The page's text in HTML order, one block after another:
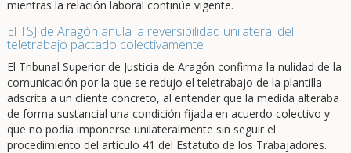
mientras la relación laboral continúe vigente.
El TSJ de Aragón anula la reversibilidad unilateral del
teletrabajo pactado colectivamente
El Tribunal Superior de Justicia de Aragón confirma la nulidad de la
comunicación por la que se redujo el teletrabajo de la plantilla
adscrita a un cliente concreto, al entender que la medida alteraba
de forma sustancial una condición fijada en acuerdo colectivo y
que no podía imponerse unilateralmente sin seguir el
procedimiento del artículo 41 del Estatuto de los Trabajadores.